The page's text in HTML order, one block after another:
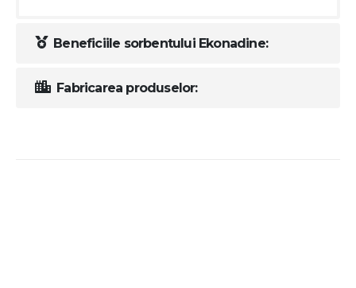
Beneficiile sorbentului Ekonadine:
Fabricarea produselor: